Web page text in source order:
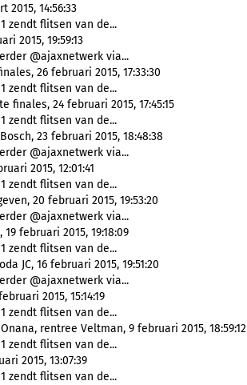
2015, 14:56:33
zendt flitsen van de...
2015, 19:59:13
@ajaxnetwerk via...
26 februari 2015, 17:33:30
zendt flitsen van de...
24 februari 2015, 17:45:15
zendt flitsen van de...
23 februari 2015, 18:48:38
@ajaxnetwerk via...
2015, 12:01:41
zendt flitsen van de...
20 februari 2015, 19:53:20
@ajaxnetwerk via...
februari 2015, 19:18:09
zendt flitsen van de...
JC, 16 februari 2015, 19:51:20
@ajaxnetwerk via...
2015, 15:14:19
zendt flitsen van de...
rentree Veltman, 9 februari 2015, 18:59:12
zendt flitsen van de...
2015, 13:07:39
zendt flitsen van de...